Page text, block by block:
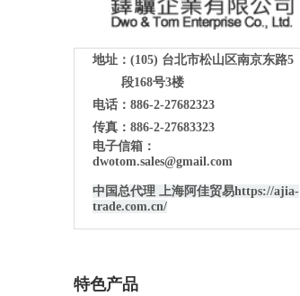
地址：(105) 台北市松山区南京东路5
段168号3楼
电话：886-2-27682323
传真：886-2-27683323
电子信箱：
dwotom.sales@gmail.com
中国总代理 上海阿佳贸易https://ajia-
trade.com.cn/
特色产品